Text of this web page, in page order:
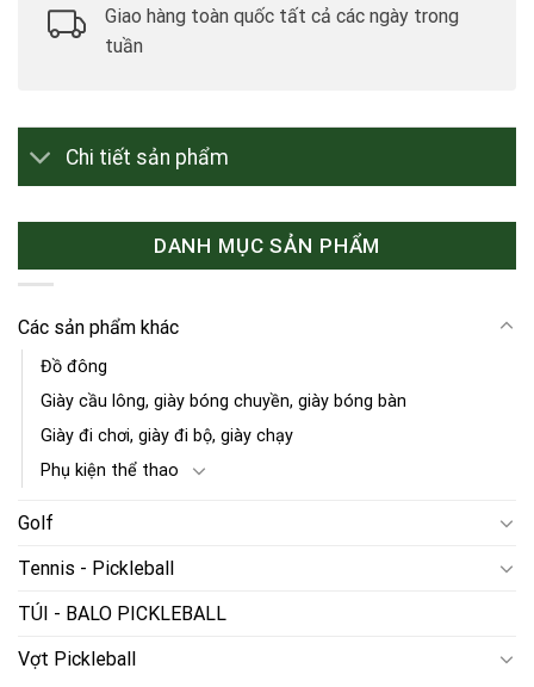
Giao hàng toàn quốc tất cả các ngày trong
tuần
Chi tiết sản phẩm
DANH MỤC SẢN PHẨM
Các sản phẩm khác
Đồ đông
Giày cầu lông, giày bóng chuyền, giày bóng bàn
Giày đi chơi, giày đi bộ, giày chạy
Phụ kiện thể thao
Golf
Tennis - Pickleball
TÚI - BALO PICKLEBALL
Vợt Pickleball